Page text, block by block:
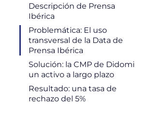
Descripción de Prensa
Ibérica
Problemática: El uso
transversal de la Data de
Prensa Ibérica
Solución: la CMP de Didomi
un activo a largo plazo
Resultado: una tasa de
rechazo del 5%